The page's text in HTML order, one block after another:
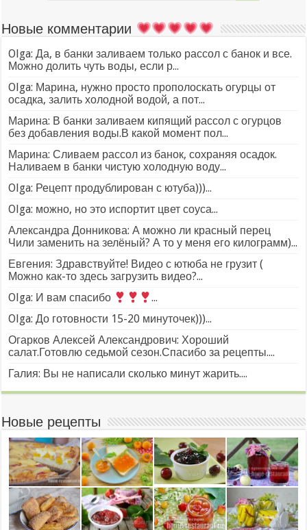
Новые комментарии
Olga: Да, в банки заливаем только рассол с банок и все.
Можно долить чуть воды, если р...
Olga: Марина, нужно просто прополоскать огурцы от
осадка, залить холодной водой, а пот...
Марина: В банки заливаем кипящий рассол с огурцов
без добавления воды.В какой момент пол...
Марина: Сливаем рассол из банок, сохраняя осадок.
Наливаем в банки чистую холодную воду...
Olga: Рецепт продублирован с ютуба)))...
Olga: можно, но это испортит цвет соуса...
Александра Донникова: А можно ли красный перец
Чили заменить на зелёный? А то у меня его килограмм)...
Евгения: Здравствуйте! Видео с ютюба не грузит (
Можно как-то здесь загрузить видео?...
Olga: И вам спасибо
...
Olga: До готовности 15-20 минуточек)))...
Огарков Алексей Александрович: Хороший
салат.Готовлю седьмой сезон.Спасибо за рецепты....
Галия: Вы не написали сколько минут жарить....
Новые рецепты